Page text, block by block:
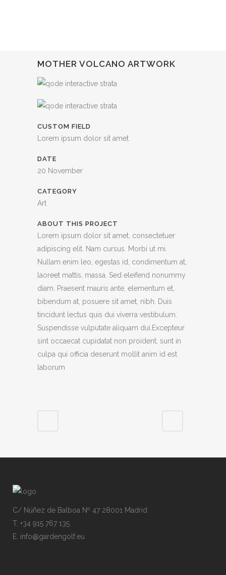
MOTHER VOLCANO ARTWORK
CUSTOM FIELD
Lorem ipsum dolor sit amet
DATE
20 November
CATEGORY
Art
ABOUT THIS PROJECT
Lorem ipsum dolor sit amet, consectetuer
adipiscing elit. Nam cursus. Morbi ut mi.
Nullam enim leo, egestas id, condimentum at,
laoreet mattis, massa. Sed eleifend nonummy
diam. Praesent mauris ante, elementum et,
bibendum at, posuere sit amet, nibh. Duis
tincidunt lectus quis dui viverra vestibulum.
Suspendisse vulputate aliquam dui.Excepteur
sint occaecat cupidatat non proident, sunt in
culpa qui officia deserunt mollit anim id est
laborum
C/ Núñez de Balboa Nº 47 28001 Madrid
T. +34 915 767 135
E. info@gardengolf.eu